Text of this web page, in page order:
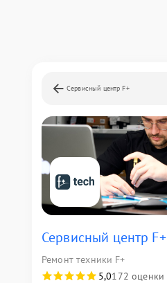
Сервисный центр F+
Сервисный центр F+
Ремонт техники F+
5,0172 оценки